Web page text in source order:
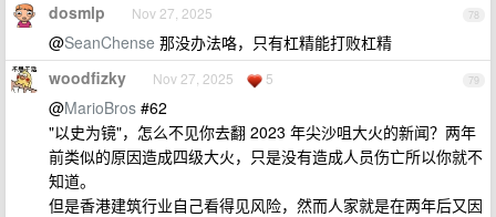
78
dosmlp Nov 27, 2025
@SeanChense 那没办法咯，只有杠精能打败杠精
79
woodfizky Nov 27, 2025 5
@MarioBros #62
"以史为镜"，怎么不见你去翻 2023 年尖沙咀大火的新闻？两年
前类似的原因造成四级大火，只是没有造成人员伤亡所以你就不
知道。
但是香港建筑行业自己看得见风险，然而人家就是在两年后又因